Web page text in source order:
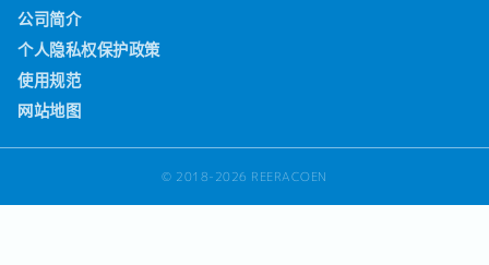
公司简介
个人隐私权保护政策
使用规范
网站地图
© 2018-2026 REERACOEN